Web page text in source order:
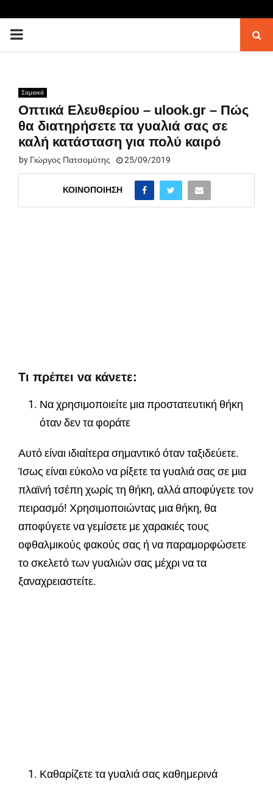
PRIMARY
Σαμιακά
Οπτικά Ελευθερίου – ulook.gr – Πώς
θα διατηρήσετε τα γυαλιά σας σε
καλή κατάσταση για πολύ καιρό
by Γιώργος Πατσομύτης 25/09/2019
ΚΟΙΝΟΠΟΊΗΣΗ
Τι πρέπει να κάνετε:
Να χρησιμοποιείτε μια προστατευτική θήκη
όταν δεν τα φοράτε
Αυτό είναι ιδιαίτερα σημαντικό όταν ταξιδεύετε.
Ίσως είναι εύκολο να ρίξετε τα γυαλιά σας σε μια
πλαϊνή τσέπη χωρίς τη θήκη, αλλά αποφύγετε τον
πειρασμό! Χρησιμοποιώντας μια θήκη, θα
αποφύγετε να γεμίσετε με χαρακιές τους
οφθαλμικούς φακούς σας ή να παραμορφώσετε
το σκελετό των γυαλιών σας μέχρι να τα
ξαναχρειαστείτε.
Καθαρίζετε τα γυαλιά σας καθημερινά